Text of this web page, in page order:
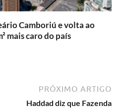
Camboriú e volta ao
mais caro do país
PRÓXIMO ARTIGO
Haddad diz que Fazenda